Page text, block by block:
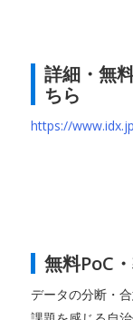
詳細・無
ちら
https://
無料PoC
データの分断・